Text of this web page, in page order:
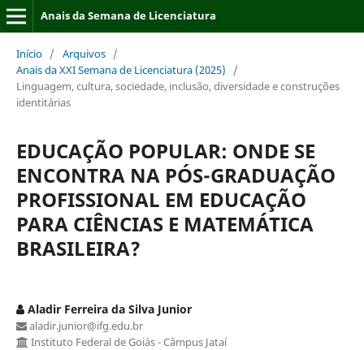
Anais da Semana de Licenciatura
Início / Arquivos /
Anais da XXI Semana de Licenciatura (2025)
/
Linguagem, cultura, sociedade, inclusão, diversidade e construções
identitárias
EDUCAÇÃO POPULAR: ONDE SE
ENCONTRA NA PÓS-GRADUAÇÃO
PROFISSIONAL EM EDUCAÇÃO
PARA CIÊNCIAS E MATEMÁTICA
BRASILEIRA?
Aladir Ferreira da Silva Junior
aladir.junior@ifg.edu.br
Instituto Federal de Goiás - Câmpus Jataí